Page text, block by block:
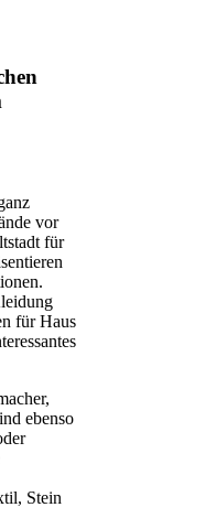
vor
für
für Haus
ebenso
Stein